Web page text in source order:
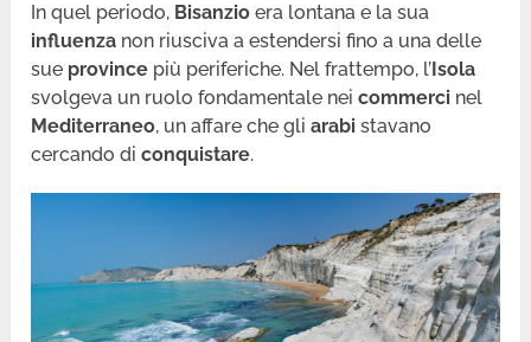
In quel periodo, Bisanzio era lontana e la sua
influenza non riusciva a estendersi fino a una delle
sue province più periferiche. Nel frattempo, l’ Isola
svolgeva un ruolo fondamentale neicommerci nel
Mediterraneo, un affare che gliarabistavano
cercando diconquistare.